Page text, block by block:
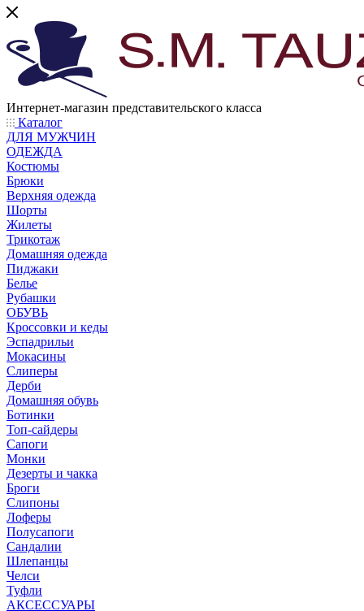
Интернет-магазин представительского класса
Каталог
ДЛЯ МУЖЧИН
ОДЕЖДА
Костюмы
Брюки
Верхняя одежда
Шорты
Жилеты
Трикотаж
Домашняя одежда
Пиджаки
Белье
Рубашки
ОБУВЬ
Кроссовки и кеды
Эспадрильи
Мокасины
Слиперы
Дерби
Домашняя обувь
Ботинки
Топ-сайдеры
Сапоги
Монки
Дезерты и чакка
Броги
Слипоны
Лоферы
Полусапоги
Сандалии
Шлепанцы
Челси
Туфли
АКСЕССУАРЫ